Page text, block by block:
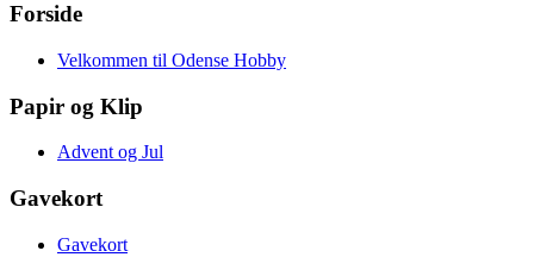
Forside
Velkommen til Odense Hobby
Papir og Klip
Advent og Jul
Gavekort
Gavekort